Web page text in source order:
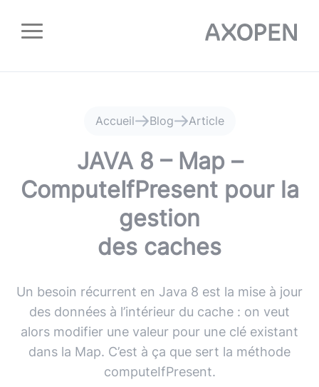
Accueil Blog Article
JAVA 8 – Map –
ComputeIfPresent pour la
gestion
des caches
Un besoin récurrent en Java 8 est la mise à jour
des données à l’intérieur du cache : on veut
alors modifier une valeur pour une clé existant
dans la Map. C’est à ça que sert la méthode
computeIfPresent.